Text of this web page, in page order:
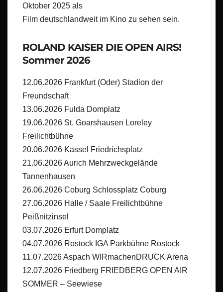
Oktober 2025 als
Film deutschlandweit im Kino zu sehen sein.
ROLAND KAISER DIE OPEN AIRS!
Sommer 2026
12.06.2026 Frankfurt (Oder) Stadion der
Freundschaft
13.06.2026 Fulda Domplatz
19.06.2026 St. Goarshausen Loreley
Freilichtbühne
20.06.2026 Kassel Friedrichsplatz
21.06.2026 Aurich Mehrzweckgelände
Tannenhausen
26.06.2026 Coburg Schlossplatz Coburg
27.06.2026 Halle / Saale Freilichtbühne
Peißnitzinsel
03.07.2026 Erfurt Domplatz
04.07.2026 Rostock IGA Parkbühne Rostock
11.07.2026 Aspach WIRmachenDRUCK Arena
12.07.2026 Friedberg FRIEDBERG OPEN AIR
SOMMER – Seewiese